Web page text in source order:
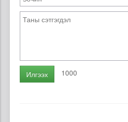
Илгээх 1000